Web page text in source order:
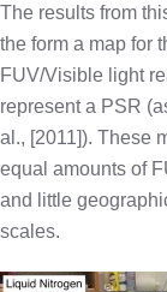
The results from
the form a map for
FUV/Visible light
represent a PSR
al., [2011]). These
equal amounts of
and little
scales.